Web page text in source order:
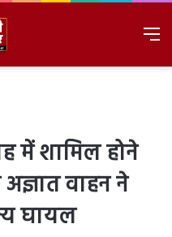
में शामिल होने
वाहन ने
घायल